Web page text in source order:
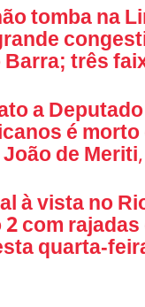
tomba na
três
a
é
de
à vista no
com
quarta-